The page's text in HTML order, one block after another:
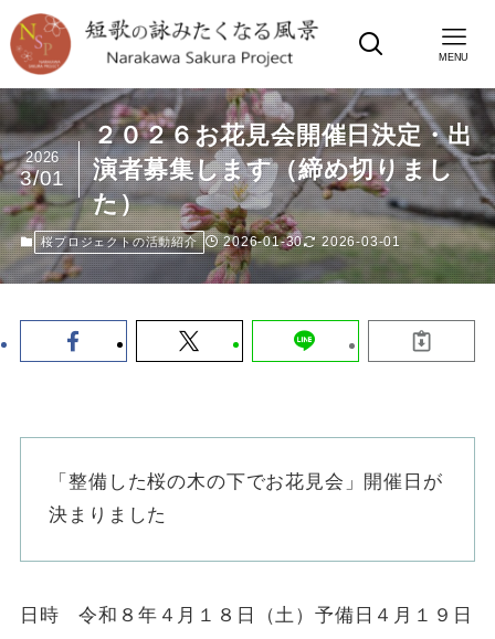
MENU
２０２６お花見会開催日決定・出
演者募集します（締め切りまし
た）
2026
3/01
桜プロジェクトの活動紹介 2026-01-30 2026-03-01
「整備した桜の木の下でお花見会」開催日が
決まりました
日時 令和８年４月１８日（土）予備日４月１９日